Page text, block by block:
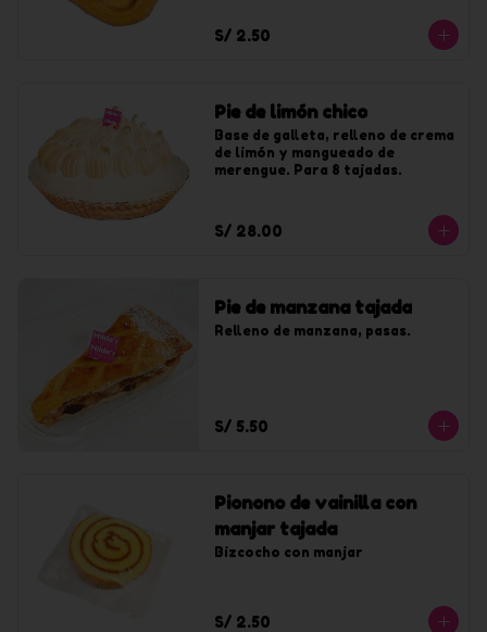
S/ 2.50
Pie de limón chico
Base de galleta, relleno de crema
de limón y mangueado de
merengue. Para 8 tajadas.
S/ 28.00
Pie de manzana tajada
Relleno de manzana, pasas.
S/ 5.50
Pionono de vainilla con
manjar tajada
Bizcocho con manjar
S/ 2.50